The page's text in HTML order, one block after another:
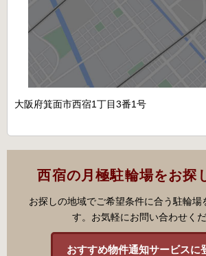
大阪府箕面市西宿1丁目3番1号
西宿の月極駐輪場をお探
お探しの地域でご希望条件に合う駐輪場
す。お気軽にお問い合わせくだ
おすすめ物件通知サービスに